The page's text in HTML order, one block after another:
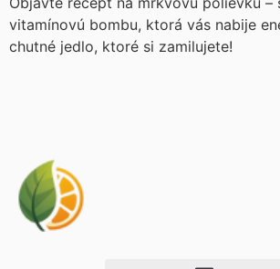
vitamínovú bombu, ktorá vás nabije
chutné jedlo, ktoré si zamilujete!